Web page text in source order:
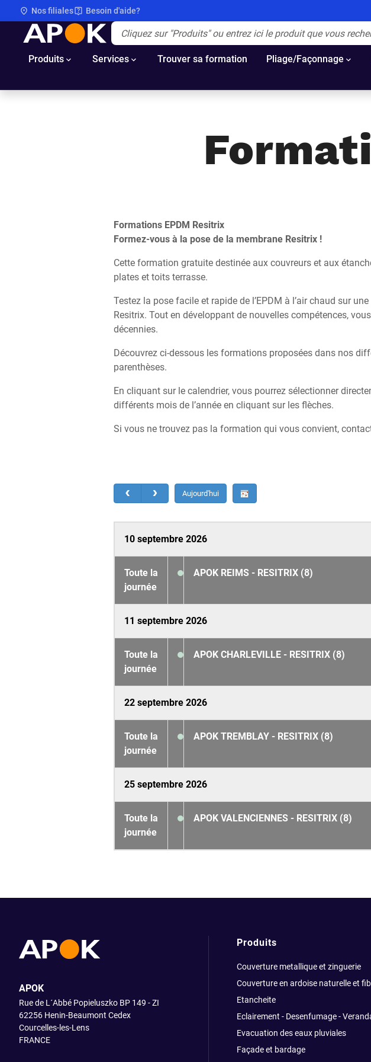
Nos filiales Besoin d'aide?
APOK
Produits Services Trouver sa formation Pliage/Façonnage
Formations EPDM Resitrix
Formez-vous à la pose de la membrane Resitrix !
Cette formation gratuite destinée aux couvreurs et aux
plates et toits terrasse.
Testez la pose facile et rapide de l’EPDM à l’air chaud sur
Resitrix. Tout en développant de nouvelles compétences,
décennies.
Découvrez ci-dessous les formations proposées dans nos
parenthèses.
En cliquant sur le calendrier, vous pourrez sélectionner
différents mois de l’année en cliquant sur les flèches.
Si vous ne trouvez pas la formation qui vous convient,
Aujourd'hui
10 septembre 2026
Toute la
journée
APOK REIMS - RESITRIX (8)
11 septembre 2026
Toute la
journée
APOK CHARLEVILLE - RESITRIX (8)
22 septembre 2026
Toute la
journée
APOK TREMBLAY - RESITRIX (8)
25 septembre 2026
Toute la
journée
APOK VALENCIENNES - RESITRIX (8)
APOK
Rue de L´Abbé Popieluszko BP 149 - ZI
62256 Henin-Beaumont Cedex
Courcelles-les-Lens
FRANCE
Produits
Couverture metallique et zinguerie
Couverture en ardoise naturelle et
Etancheite
Eclairement - Desenfumage -
Evacuation des eaux pluviales
Façade et bardage